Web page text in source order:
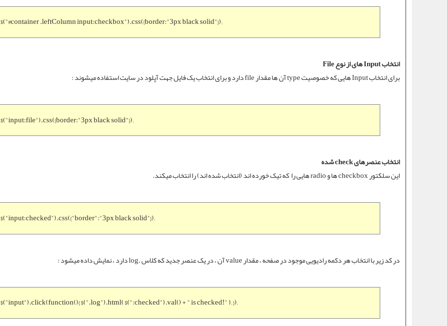
$("#container .leftColumn input:checkbox").css({border:"3px black solid"});
انتخاب Input های از نوع File
برای انتخاب Input هایی که خصوصیت type آن‌ ها مقدار file دارد و برای انتخاب یک فایل جهت آپلود در سایت استفاده میشوند :
$("input:file").css({border:"3px black solid"});
انتخاب عنصرهای check شده
این سلکتور checkbox ها و radio هایی را که تیک خورده اند (انتخاب شده اند) را انتخاب میکند.
$("input:checked").css({"border":"3px black solid"});
در کد زیر با انتخاب هر دکمه رادیویی موجود در صفحه ، مقدار value آن ، در یک عنصر جدید که کلاس .log دارد ، نمایش داده میشود :
$("input").click(function(){ $(".log").html( $(":checked").val() + " is checked!" ); });